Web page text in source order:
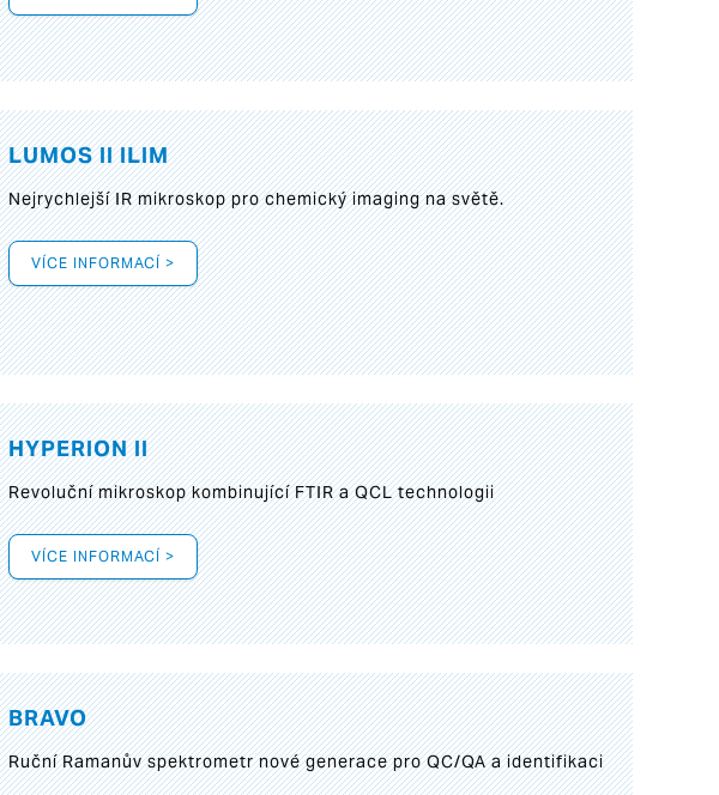
LUMOS II ILIM
Nejrychlejší IR mikroskop pro chemický imaging na světě.
VÍCE INFORMACÍ >
HYPERION II
Revoluční mikroskop kombinující FTIR a QCL technologii
VÍCE INFORMACÍ >
BRAVO
Ruční Ramanův spektrometr nové generace pro QC/QA a identifikaci